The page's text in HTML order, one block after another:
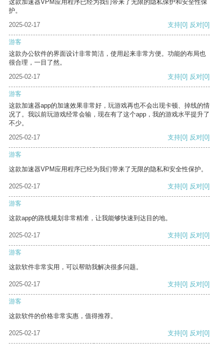
这款加速器VPM应用程序已经为我们带来了无限的隐私保护和安全性保
护。
2025-02-17
支持[0] 反对[0]
游客
这款办公软件的界面设计非常简洁，使用起来非常方便。功能的布局也
很合理，一目了然。
2025-02-17
支持[0] 反对[0]
游客
这款加速器app的加速效果非常好，玩游戏再也不会出现卡顿、掉线的情
况了。我以前玩游戏经常会输，现在有了这个app，我的游戏水平提升了
不少。
2025-02-17
支持[0] 反对[0]
游客
这款加速器VPM应用程序已经为我们带来了无限的隐私和安全性保护。
2025-02-17 支持[0] 反对[0]
游客
这款app的路线规划非常精准，让我能够快速到达目的地。
2025-02-17 支持[0] 反对[0]
游客
这款软件非常实用，可以帮助我解决很多问题。
2025-02-17 支持[0] 反对[0]
游客
这款软件的价格非常实惠，值得推荐。
2025-02-17 支持[0] 反对[0]